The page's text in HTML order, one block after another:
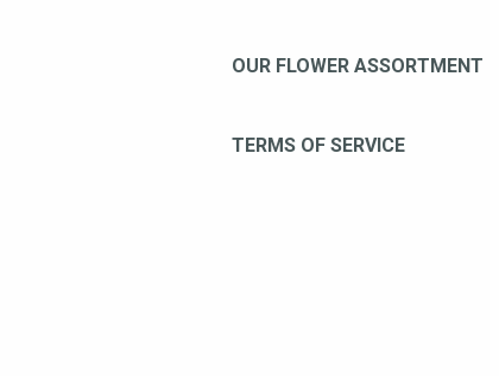
Footer
OUR FLOWER ASSORTMENT
TERMS OF SERVICE